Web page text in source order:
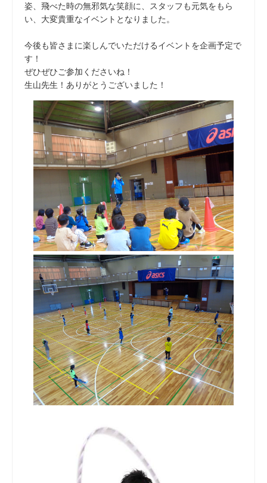
姿、飛べた時の無邪気な笑顔に、スタッフも元気をもら
い、大変貴重なイベントとなりました。
今後も皆さまに楽しんでいただけるイベントを企画予定で
す！
ぜひぜひご参加くださいね！
生山先生！ありがとうございました！